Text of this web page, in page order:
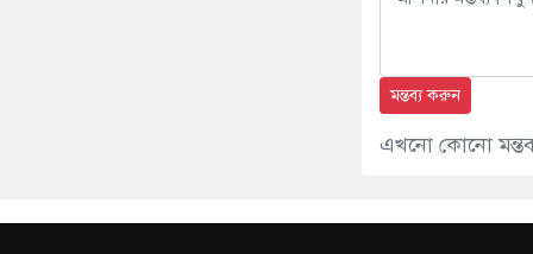
মন্তব্য করুন
এখনো কোনো